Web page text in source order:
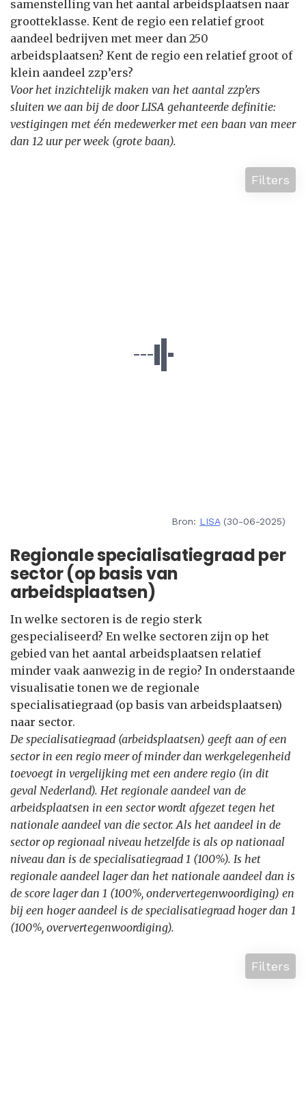
samenstelling van het aantal arbeidsplaatsen naar
grootteklasse. Kent de regio een relatief groot
aandeel bedrijven met meer dan 250
arbeidsplaatsen? Kent de regio een relatief groot of
klein aandeel zzp’ers?
Voor het inzichtelijk maken van het aantal zzp’ers
sluiten we aan bij de door LISA gehanteerde definitie:
vestigingen met één medewerker met een baan van meer
dan 12 uur per week (grote baan).
Filters
Bron: LISA(30-06-2025)
Regionale specialisatiegraad per
sector (op basis van
arbeidsplaatsen)
In welke sectoren is de regio sterk
gespecialiseerd? En welke sectoren zijn op het
gebied van het aantal arbeidsplaatsen relatief
minder vaak aanwezig in de regio? In onderstaande
visualisatie tonen we de regionale
specialisatiegraad (op basis van arbeidsplaatsen)
naar sector.
De specialisatiegraad (arbeidsplaatsen) geeft aan of een
sector in een regio meer of minder dan werkgelegenheid
toevoegt in vergelijking met een andere regio (in dit
geval Nederland). Het regionale aandeel van de
arbeidsplaatsen in een sector wordt afgezet tegen het
nationale aandeel van die sector. Als het aandeel in de
sector op regionaal niveau hetzelfde is als op nationaal
niveau dan is de specialisatiegraad 1 (100%). Is het
regionale aandeel lager dan het nationale aandeel dan is
de score lager dan 1 (100%, ondervertegenwoordiging) en
bij een hoger aandeel is de specialisatiegraad hoger dan 1
(100%, oververtegenwoordiging).
Filters